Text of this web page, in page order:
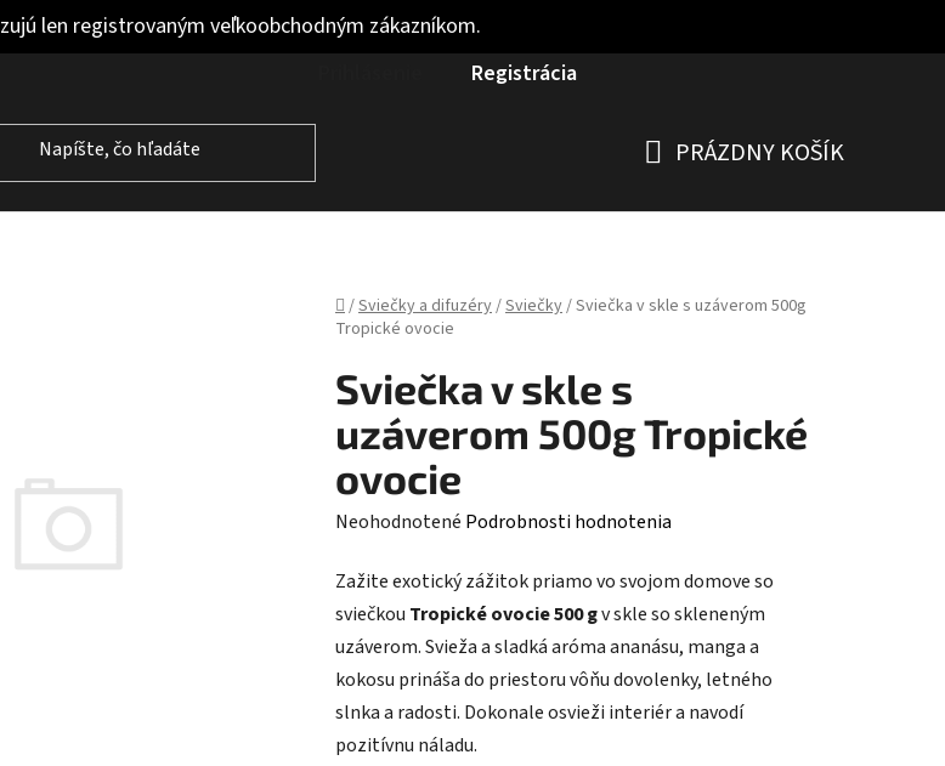
len registrovaným veľkoobchodným zákazníkom.
Registrácia
PRÁZDNY KOŠÍK
Domov
/Sviečky a difuzéry/Sviečky/Sviečka v skle s uzáverom 500g
Tropické ovocie
Sviečka v skle s
uzáverom 500g Tropické
ovocie
Priemerné
produktu
je
0,0
z
5
hviezdičiek.
Neohodnotené Podrobnosti hodnotenia
Zažite exotický zážitok priamo vo svojom domove so
sviečkou Tropické ovocie 500 gv skle so skleneným
uzáverom. Svieža a sladká aróma ananásu, manga a
kokosu prináša do priestoru vôňu dovolenky, letného
slnka a radosti. Dokonale osvieži interiér a navodí
pozitívnu náladu.